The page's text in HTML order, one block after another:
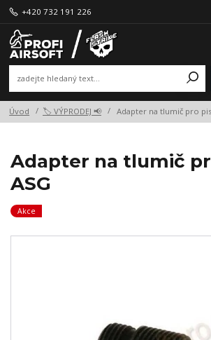
+420 732 191 226
Úvod 🏷️ VÝPRODEJ 📢 Adapter na tlumič pro
Adapter na tlumič
ASG
Akce